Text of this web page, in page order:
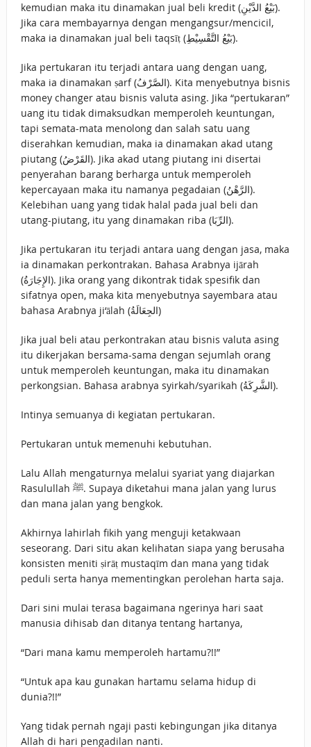
kemudian maka itu dinamakan jual beli kredit (بَيْعُ الدَّيْنِ).
Jika cara membayarnya dengan mengangsur/mencicil,
maka ia dinamakan jual beli taqsīṭ (بَيْعُ التَّقْسِيْطِ).
Jika pertukaran itu terjadi antara uang dengan uang,
maka ia dinamakan ṣarf (الصَّرْفُ). Kita menyebutnya bisnis
money changer atau bisnis valuta asing. Jika “pertukaran”
uang itu tidak dimaksudkan memperoleh keuntungan,
tapi semata-mata menolong dan salah satu uang
diserahkan kemudian, maka ia dinamakan akad utang
piutang (القَرْضُ). Jika akad utang piutang ini disertai
penyerahan barang berharga untuk memperoleh
kepercayaan maka itu namanya pegadaian (الرَّهْنُ).
Kelebihan uang yang tidak halal pada jual beli dan
utang-piutang, itu yang dinamakan riba (الرِّبَا).
Jika pertukaran itu terjadi antara uang dengan jasa, maka
ia dinamakan perkontrakan. Bahasa Arabnya ijārah
(الإِجَارَةُ). Jika orang yang dikontrak tidak spesifik dan
sifatnya open, maka kita menyebutnya sayembara atau
bahasa Arabnya ji‘ālah (الجِعَالَةُ)
Jika jual beli atau perkontrakan atau bisnis valuta asing
itu dikerjakan bersama-sama dengan sejumlah orang
untuk memperoleh keuntungan, maka itu dinamakan
perkongsian. Bahasa arabnya syirkah/syarikah (الشَّرِكَةُ).
Intinya semuanya di kegiatan pertukaran.
Pertukaran untuk memenuhi kebutuhan.
Lalu Allah mengaturnya melalui syariat yang diajarkan
Rasulullah ﷺ. Supaya diketahui mana jalan yang lurus
dan mana jalan yang bengkok.
Akhirnya lahirlah fikih yang menguji ketakwaan
seseorang. Dari situ akan kelihatan siapa yang berusaha
konsisten meniti ṣirāṭ mustaqīm dan mana yang tidak
peduli serta hanya mementingkan perolehan harta saja.
Dari sini mulai terasa bagaimana ngerinya hari saat
manusia dihisab dan ditanya tentang hartanya,
“Dari mana kamu memperoleh hartamu?!!”
“Untuk apa kau gunakan hartamu selama hidup di
dunia?!!”
Yang tidak pernah ngaji pasti kebingungan jika ditanya
Allah di hari pengadilan nanti.